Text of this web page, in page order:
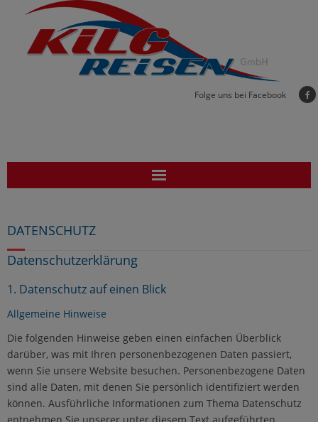
Folge uns bei Facebook
Shuttle & Organisation
Kontakt
DATENSCHUTZ
Datenschutzerklärung
1. Datenschutz auf einen Blick
Allgemeine Hinweise
Die folgenden Hinweise geben einen einfachen Überblick
darüber, was mit Ihren personenbezogenen Daten passiert,
wenn Sie unsere Website besuchen. Personenbezogene Daten
sind alle Daten, mit denen Sie persönlich identifiziert werden
können. Ausführliche Informationen zum Thema Datenschutz
entnehmen Sie unserer unter diesem Text aufgeführten